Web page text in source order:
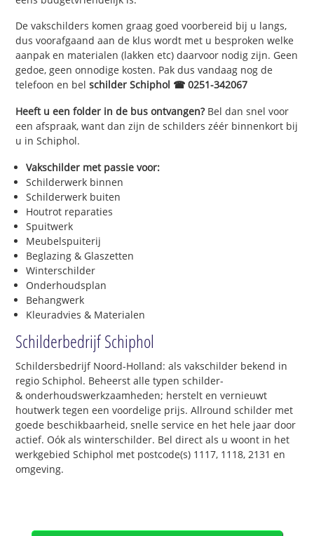
De vakschilders komen graag goed voorbereid bij u langs,
dus voorafgaand aan de klus wordt met u besproken welke
aanpak en materialen (lakken etc) daarvoor nodig zijn. Geen
gedoe, geen onnodige kosten. Pak dus vandaag nog de
telefoon en belschilder Schiphol ☎ 0251-342067
Heeft u een folder in de bus ontvangen?Bel dan snel voor
een afspraak, want dan zijn de schilders zéér binnenkort bij
u in Schiphol.
Vakschilder met passie voor:
Schilderwerk binnen
Schilderwerk buiten
Houtrot reparaties
Spuitwerk
Meubelspuiterij
Beglazing & Glaszetten
Winterschilder
Onderhoudsplan
Behangwerk
Kleuradvies & Materialen
Schilderbedrijf Schiphol
Schildersbedrijf Noord-Holland: als vakschilder bekend in
regio Schiphol. Beheerst alle typen schilder-
& onderhoudswerkzaamheden; herstelt en vernieuwt
houtwerk tegen een voordelige prijs. Allround schilder met
goede beschikbaarheid, snelle service en het hele jaar door
actief. Oók als winterschilder. Bel direct als u woont in het
werkgebied Schiphol met postcode(s) 1117, 1118, 2131 en
omgeving.